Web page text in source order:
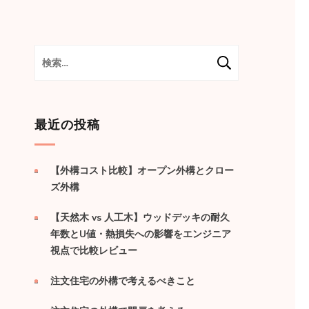
検
索:
最近の投稿
【外構コスト比較】オープン外構とクロー
ズ外構
【天然木 vs 人工木】ウッドデッキの耐久
年数とU値・熱損失への影響をエンジニア
視点で比較レビュー
注文住宅の外構で考えるべきこと